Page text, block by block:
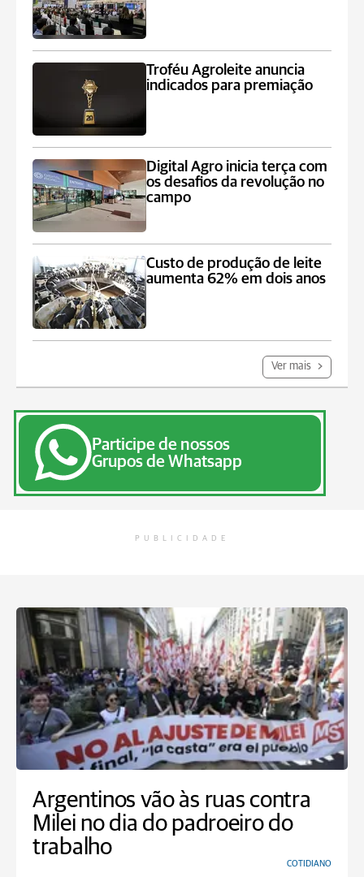
Troféu Agroleite anuncia
indicados para premiação
Digital Agro inicia terça com
os desafios da revolução no
campo
Custo de produção de leite
aumenta 62% em dois anos
Ver mais
Participe de nossos
Grupos de Whatsapp
PUBLICIDADE
Argentinos vão às ruas contra
Milei no dia do padroeiro do
trabalho
COTIDIANO